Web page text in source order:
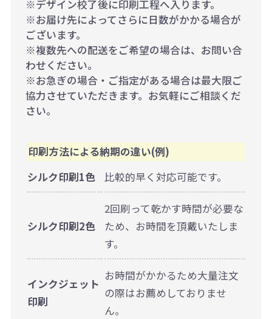
※デザイン校了後に印刷工程へ入ります。
※お届け先によってさらに日数がかかる場合が
ございます。
※複数先への配送をご希望の場合は、お問い合
わせください。
※お急ぎの場合・ご指定がある場合は最大限ご
協力させていただきます。お気軽にご相談くだ
さい。
印刷方法による納期の違い(例)
シルク印刷1色
比較的早く対応可能です。
シルク印刷2色
2回刷って乾かす時間が必要な
ため、お時間を頂戴いたしま
す。
インクジェット
印刷
お時間がかかるため大量注文
の際はお薦めしておりませ
ん。